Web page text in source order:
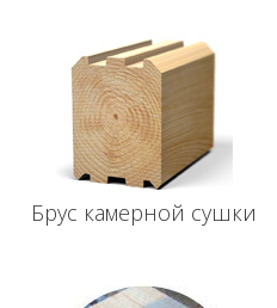
Брус камерной сушки